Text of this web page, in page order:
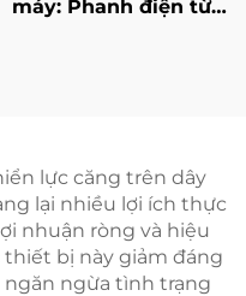
máy: Phanh điện từ
lực căng trên dây
lại nhiều lợi ích thực
nhuận ròng và hiệu
thiết bị này giảm đáng
ngừa tình trạng